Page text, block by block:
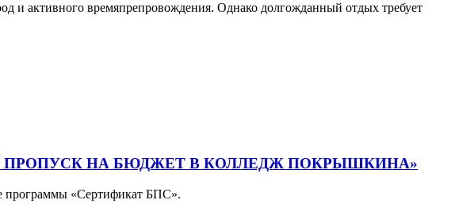
и активного времяпрепровождения. Однако долгожданный отдых требует
НА БЮДЖЕТ В КОЛЛЕДЖ ПОКРЫШКИНА»
программы «Сертификат БПС».